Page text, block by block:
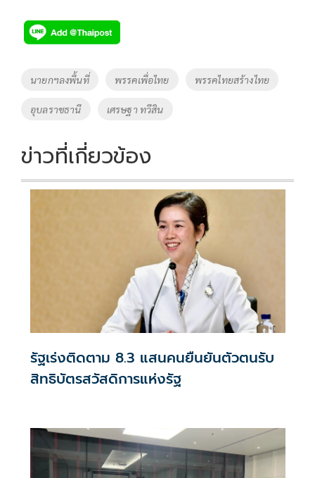
e
b
o
k
tt
er
p
y
Li
n
k
Tags
นายกฯลงพื้นที่ พรรคเพื่อไทย พรรคไทยสร้างไทย
อุบลราชธานี เศรษฐา ทวีสิน
ข่าวที่เกี่ยวข้อง
รัฐเร่งติดตาม 8.3 แสนคนยืนยันตัวตนรับ
สิทธิบัตรสวัสดิการแห่งรัฐ